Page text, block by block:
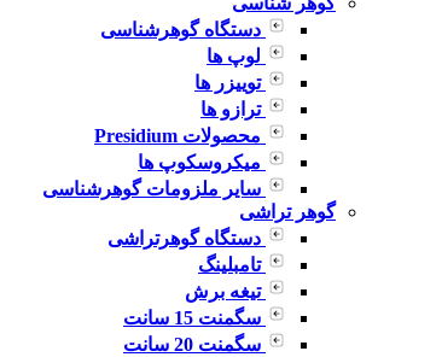
دستگاه گوهرشناسی
لوپ ها
توییزر ها
ترازو ها
محصولات Presidium
میکروسکوپ ها
سایر ملزومات گوهرشناسی
گوهر تراشی
دستگاه گوهرتراشی
تامبلینگ
تیغه برش
سگمنت 15 سانت
سگمنت 20 سانت